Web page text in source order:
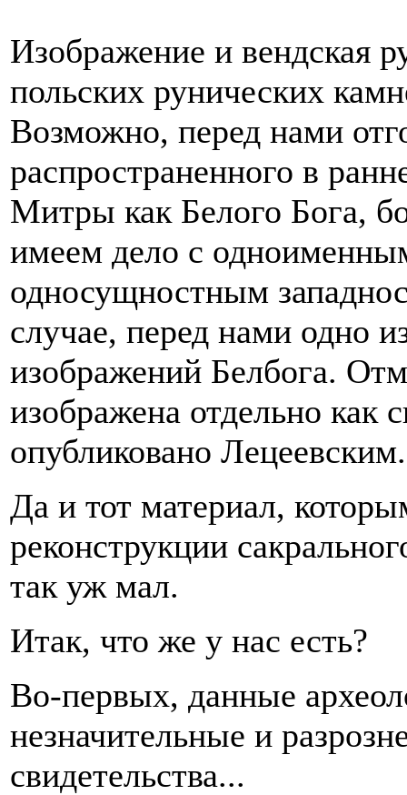
Изображение и вендская
польских рунических
Возможно, перед нами
распространенного в
Митры как Белого Бога,
имеем дело с
односущностным
случае, перед нами одно
изображений Белбога.
изображена отдельно как
опубликовано Лецеевским.
Да и тот материал,
реконструкции
так уж мал.
Итак, что же у нас есть?
Во-первых, данные
незначительные и
свидетельства...